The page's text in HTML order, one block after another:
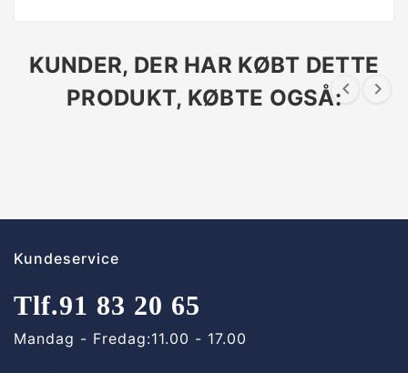
KUNDER, DER HAR KØBT DETTE
PRODUKT, KØBTE OGSÅ: 
Kundeservice
Tlf.91 83 20 65
Mandag - Fredag:11.00 - 17.00